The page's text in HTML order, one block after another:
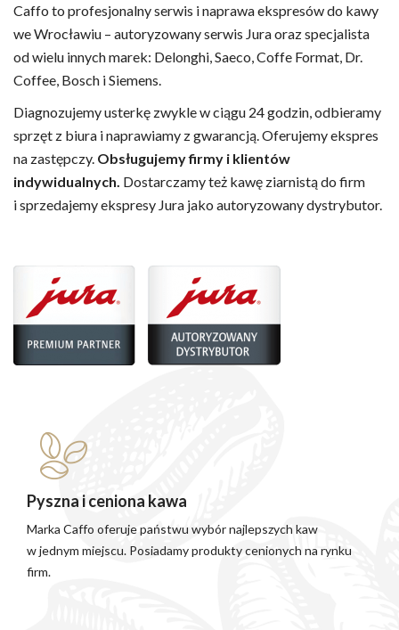
Caffo to profesjonalny serwis i naprawa ekspresów do kawy
we Wrocławiu – autoryzowany serwis Jura oraz specjalista
od wielu innych marek: Delonghi, Saeco, Coffe Format, Dr.
Coffee, Bosch i Siemens.
Diagnozujemy usterkę zwykle w ciągu 24 godzin, odbieramy
sprzęt z biura i naprawiamy z gwarancją. Oferujemy ekspres
na zastępczy. Obsługujemy firmy i klientów
indywidualnych. Dostarczamy też kawę ziarnistą do firm
i sprzedajemy ekspresy Jura jako autoryzowany dystrybutor.
Pyszna i ceniona kawa
Marka Caffo oferuje państwu wybór najlepszych kaw
w jednym miejscu. Posiadamy produkty cenionych na rynku
firm.